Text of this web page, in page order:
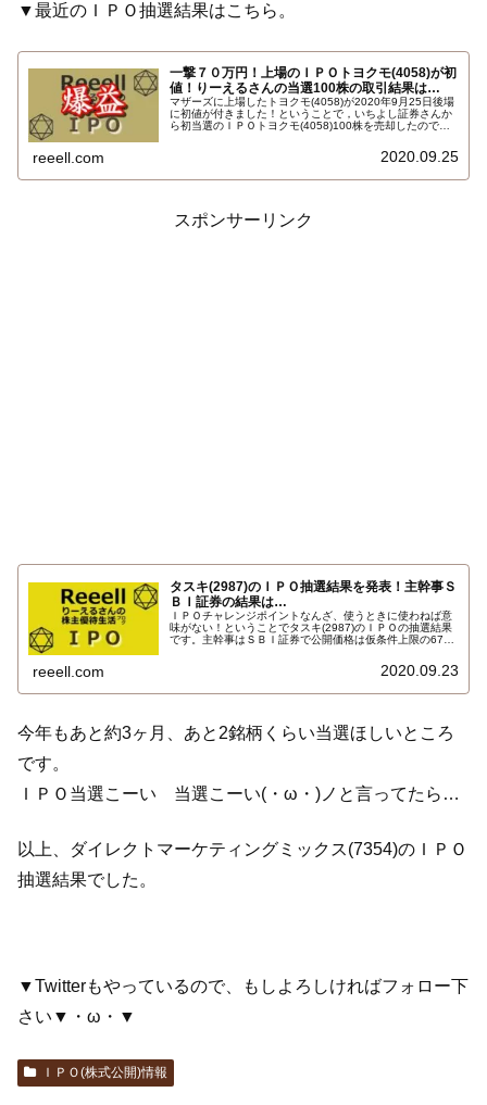
▼最近のＩＰＯ抽選結果はこちら。
一撃７０万円！上場のＩＰＯトヨクモ(4058)が初
値！りーえるさんの当選100株の取引結果は…
マザーズに上場したトヨクモ(4058)が2020年9月25日後場
に初値が付きました！ということで，いちよし証券さんか
ら初当選のＩＰＯトヨクモ(4058)100株を売却したので取
9,020円，高値9,700円，安値8,000円，終値9,690円。り
reeell.com 2020.09.25
スポンサーリンク
タスキ(2987)のＩＰＯ抽選結果を発表！主幹事Ｓ
ＢＩ証券の結果は…
ＩＰＯチャレンジポイントなんざ、使うときに使わねば意
味がない！ということでタスキ(2987)のＩＰＯの抽選結果
です。主幹事はＳＢＩ証券で公開価格は仮条件上限の670
reeell.com 2020.09.23
今年もあと約3ヶ月、あと2銘柄くらい当選ほしいところ
です。
ＩＰＯ当選こーい 当選こーい(・ω・)ノと言ってたら…
以上、ダイレクトマーケティングミックス(7354)のＩＰＯ
抽選結果でした。
▼Twitterもやっているので、もしよろしければフォロー下
さい▼・ω・▼
ＩＰＯ(株式公開)情報